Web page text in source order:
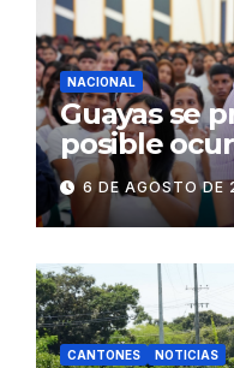
NACIONAL
Guayas se
posible
fenómeno
Gobierno
2.500
6 DE AGOSTO DE
CANTONES NOTICIAS